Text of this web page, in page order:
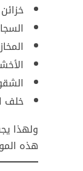
خلف
ولهذا
هذه